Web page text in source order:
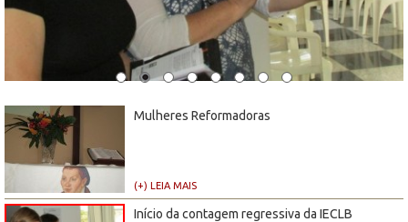
Mulheres Reformadoras
(+) LEIA MAIS
Início da contagem regressiva da IECLB